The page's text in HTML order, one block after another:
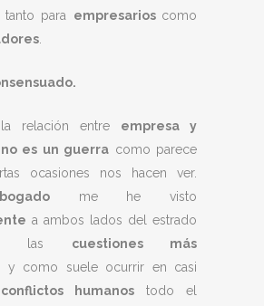
tanto para empresarios como
relación entre empresa y
no es un guerra como parece
ocasiones nos hacen ver.
me he visto
a ambos lados del estrado
las cuestiones más
, y como suele ocurrir en casi
conflictos humanos todo el